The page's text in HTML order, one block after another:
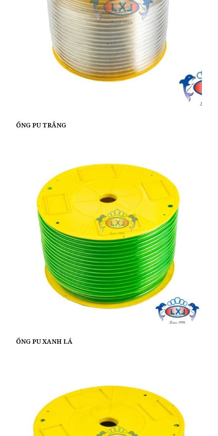
ỐNG PU TRẮNG
ỐNG PU XANH LÁ